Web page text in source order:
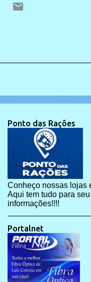
Ponto das Rações
Conheço nossas lojas
Aqui tem tudo para
informações!!!!
Portalnet